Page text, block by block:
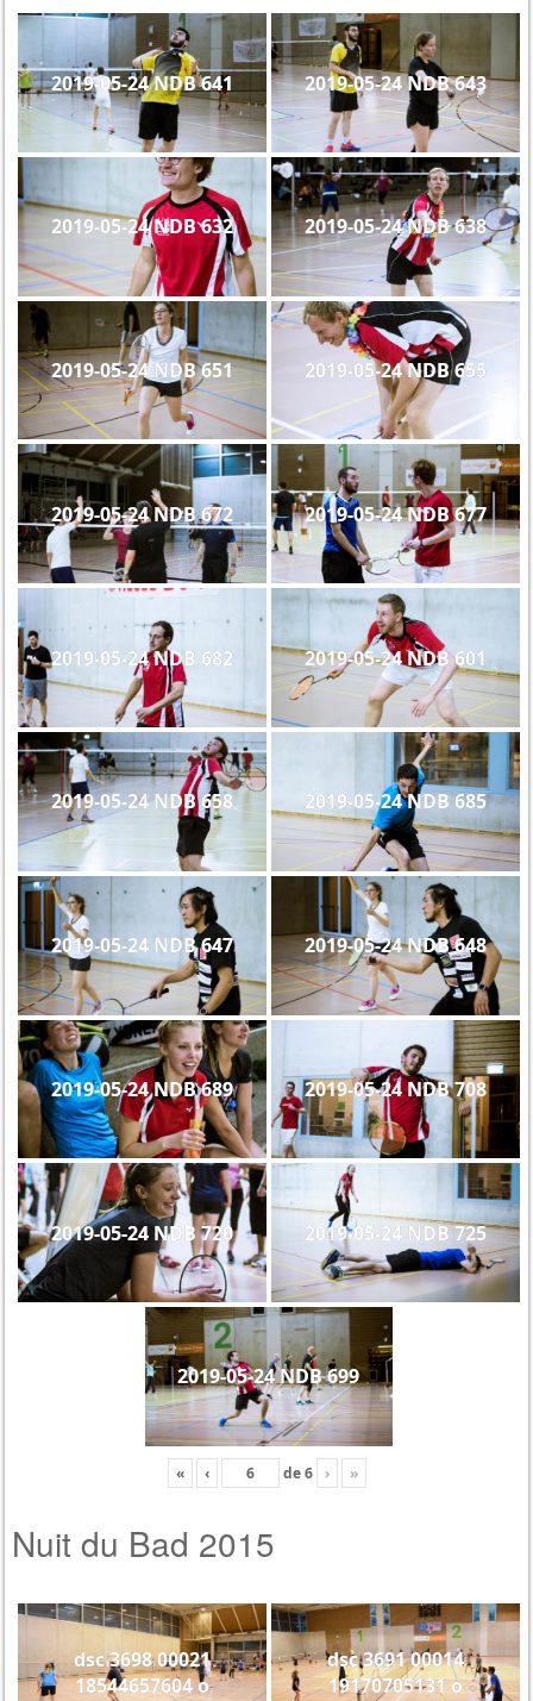
2019-05-24 NDB 641 2019-05-24 NDB 643
2019-05-24 NDB 632 2019-05-24 NDB 638
2019-05-24 NDB 651 2019-05-24 NDB 655
2019-05-24 NDB 672 2019-05-24 NDB 677
2019-05-24 NDB 682 2019-05-24 NDB 601
2019-05-24 NDB 658 2019-05-24 NDB 685
2019-05-24 NDB 647 2019-05-24 NDB 648
2019-05-24 NDB 689 2019-05-24 NDB 708
2019-05-24 NDB 720 2019-05-24 NDB 725
2019-05-24 NDB 699
« ‹ de6 › »
Nuit du Bad 2015
dsc 3698 00021
18544657604 o
dsc 3691 00014
19170705131 o